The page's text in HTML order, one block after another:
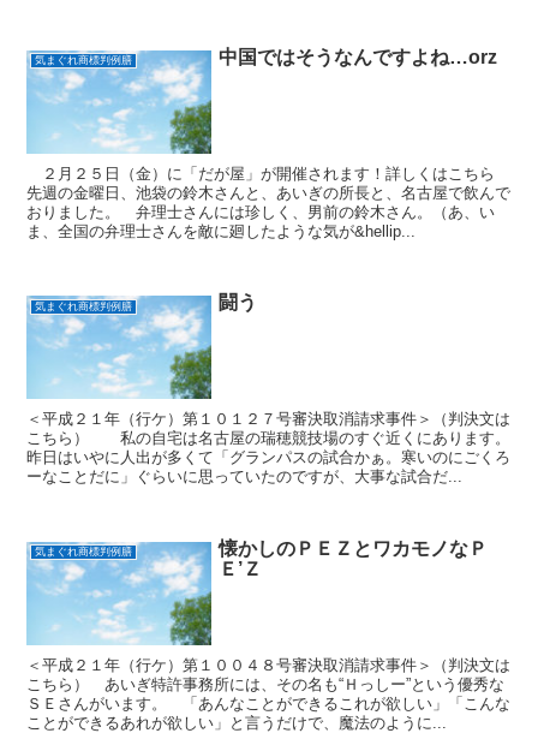
気まぐれ商標判例膳 中国ではそうなんですよね…orz
２月２５日（金）に「だが屋」が開催されます！詳しくはこちら
先週の金曜日、池袋の鈴木さんと、あいぎの所長と、名古屋で飲んで
おりました。 弁理士さんには珍しく、男前の鈴木さん。（あ、い
ま、全国の弁理士さんを敵に廻したような気が&hellip...
気まぐれ商標判例膳 闘う
＜平成２１年（行ケ）第１０１２７号審決取消請求事件＞（判決文は
こちら） 私の自宅は名古屋の瑞穂競技場のすぐ近くにあります。
昨日はいやに人出が多くて「グランパスの試合かぁ。寒いのにごくろ
ーなことだに」ぐらいに思っていたのですが、大事な試合だ...
気まぐれ商標判例膳
懐かしのＰＥＺとワカモノなＰ
Ｅ’Ｚ
＜平成２１年（行ケ）第１００４８号審決取消請求事件＞（判決文は
こちら） あいぎ特許事務所には、その名も“Ｈっしー”という優秀な
ＳＥさんがいます。 「あんなことができるこれが欲しい」「こんな
ことができるあれが欲しい」と言うだけで、魔法のように...